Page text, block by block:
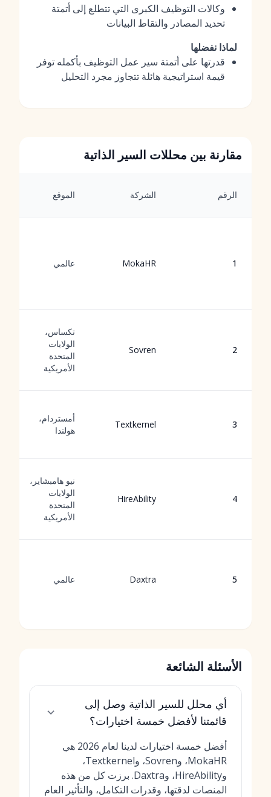
وكالات التوظيف الكبرى التي تتطلع إلى أتمتة
تحديد المصادر والتقاط البيانات
لماذا نفضلها
قدرتها على أتمتة سير عمل التوظيف بأكمله توفر
قيمة استراتيجية هائلة تتجاوز مجرد التحليل
مقارنة بين محللات السير الذاتية
الرقم الشركة الموقع
1
MokaHR عالمي
2
Sovren
تكساس،
الولايات
المتحدة
الأمريكية
3
Textkernel
أمستردام،
هولندا
4
HireAbility
نيو هامبشاير،
الولايات
المتحدة
الأمريكية
5
Daxtra عالمي
الأسئلة الشائعة
أي محلل للسير الذاتية وصل إلى
قائمتنا لأفضل خمسة اختيارات؟
أفضل خمسة اختيارات لدينا لعام 2026 هي
MokaHR، وSovren، وTextkernel،
وHireAbility، وDaxtra. برزت كل من هذه
المنصات لدقتها، وقدرات التكامل، والتأثير العام